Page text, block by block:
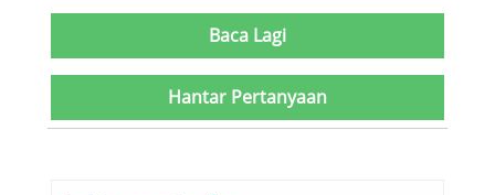
Baca Lagi
Hantar Pertanyaan